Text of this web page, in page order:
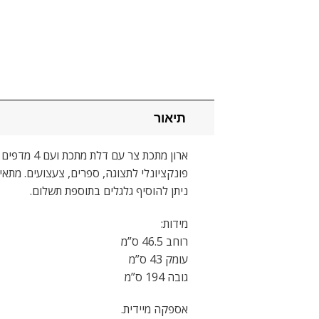
תיאור
ארון מתכת צר עם דלת מתכת ועם 4 מדפים ניתנים לשינוי בגובה.
פונקציונלי לתצוגה, ספרים, צעצועים.
ניתן להוסיף גלגלים בתוספת תשלום.
מידות:
רוחב 46.5 ס”מ
עומק 43 ס”מ
גובה 194 ס”מ
אספקה מיידית.